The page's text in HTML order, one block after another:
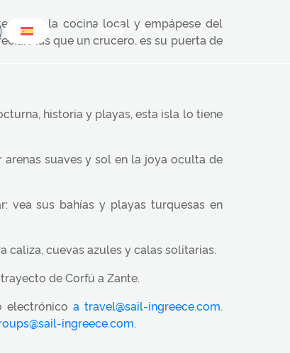
Book
con la cocina local y empápese del
Más que un crucero, es su puerta de
historia y playas, esta isla lo tiene
suaves y sol en la joya oculta de
vea sus bahías y playas turquesas en
caliza, cuevas azules y calas solitarias.
de Corfú a Zante.
electrónico a travel@sail-ingreece.com.
ingreece.com.